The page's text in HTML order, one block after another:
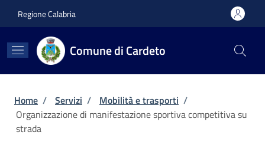
Regione Calabria
Comune di Cardeto
Briciole di pane
Home / Servizi / Mobilità e trasporti /
Organizzazione di manifestazione sportiva competitiva su
strada